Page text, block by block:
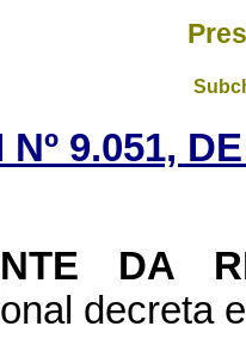
Nº 9.051,
DA
decreta